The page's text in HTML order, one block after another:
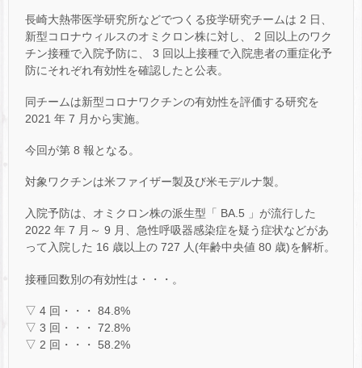
長崎大熱帯医学研究所などでつくる疫学研究チームは 2 日、
新型コロナウィルスのオミクロン株に対し、 2 回以上のワク
チン接種で入院予防に、 3 回以上接種で入院患者の重症化予
防にそれぞれ有効性を確認したと公表。
同チームは新型コロナワクチンの有効性を評価する研究を
2021 年 7 月から実施。
今回が第 8 報となる。
対象ワクチンは米ファイザー製及び米モデルナ製。
入院予防は、オミクロン株の派生型「 BA.5 」が流行した
2022 年 7 月～ 9 月、急性呼吸器感染症を疑う症状などがあ
って入院した 16 歳以上の 727 人(年齢中央値 80 歳)を解析。
接種回数別の有効性は・・・。
▽ 4 回・・・ 84.8%
▽ 3 回・・・ 72.8%
▽ 2 回・・・ 58.2%